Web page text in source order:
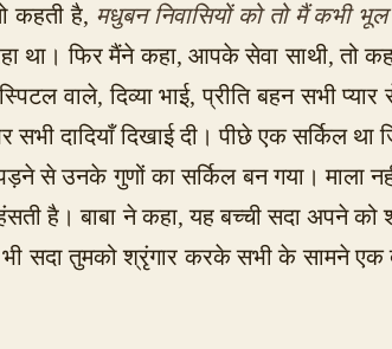
कहती है, मधुबन निवासियों को तो मैं कभी
फिर मैंने कहा, आपके सेवा साथी, तो
वाले, दिव्या भाई, प्रीति बहन सभी
दादियाँ दिखाई दी। पीछे एक सर्किल
से उनके गुणों का सर्किल बन गया। माला
है। बाबा ने कहा, यह बच्ची सदा अपने
भी सदा तुमको श्रृंगार करके सभी के सामने एक